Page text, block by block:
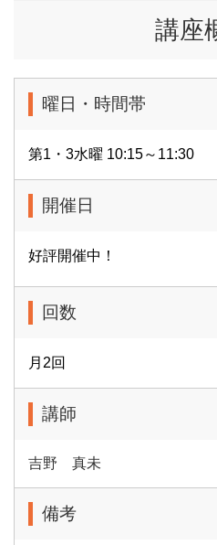
講座
曜日・時間帯
第1・3水曜 10:15～11:30
開催日
好評開催中！
回数
月2回
講師
吉野 真未
備考